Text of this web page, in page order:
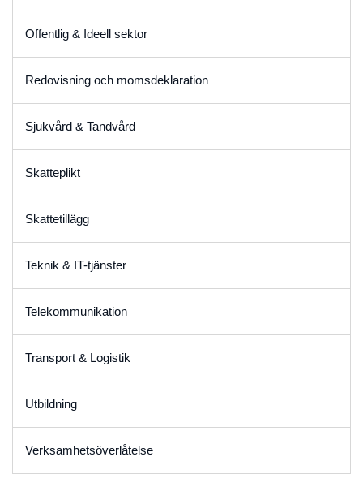
Offentlig & Ideell sektor
Redovisning och momsdeklaration
Sjukvård & Tandvård
Skatteplikt
Skattetillägg
Teknik & IT-tjänster
Telekommunikation
Transport & Logistik
Utbildning
Verksamhetsöverlåtelse